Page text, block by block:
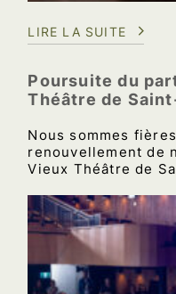
LIRE LA SUITE
Poursuite du
Théâtre de
Nous sommes
renouvellement de
Vieux Théâtre de